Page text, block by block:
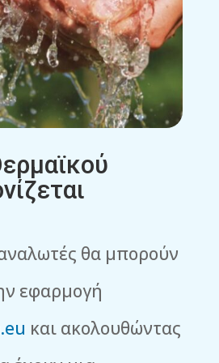
θα μπορούν
εφαρμογή
και ακολουθώντας